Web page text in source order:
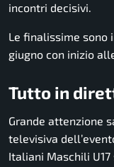
incontri decisivi.
Le finalissime sono
giugno con inizio
Tutto in
Grande attenzione
televisiva
Italiani Maschili